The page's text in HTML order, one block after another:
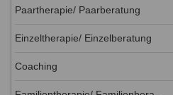
Paartherapie/ Paarberatung
Einzeltherapie/ Einzelberatung
Coaching